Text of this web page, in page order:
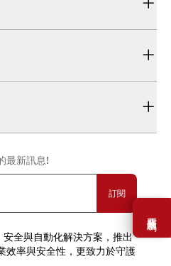
需要幫助嗎？
最新訊息!
訂閱
全與自動化解決方案，推出
效率與安全性，更致力於守護